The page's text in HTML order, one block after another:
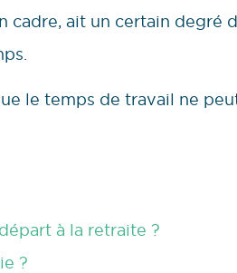
cadre, ait un certain degré
le temps de travail ne
à la retraite ?
?